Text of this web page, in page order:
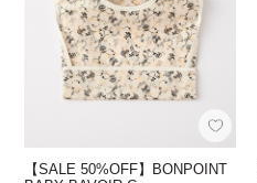
【SALE 50%OFF】BONPOINT